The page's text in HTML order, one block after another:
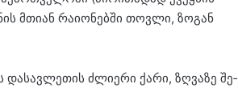
მთი­ან რა­ი­ო­ნებ­ში თოვ­ლი, ზო­გან
და­სავ­ლე­თის ძლი­ე­რი ქარი, ზღვა­ზე შე­